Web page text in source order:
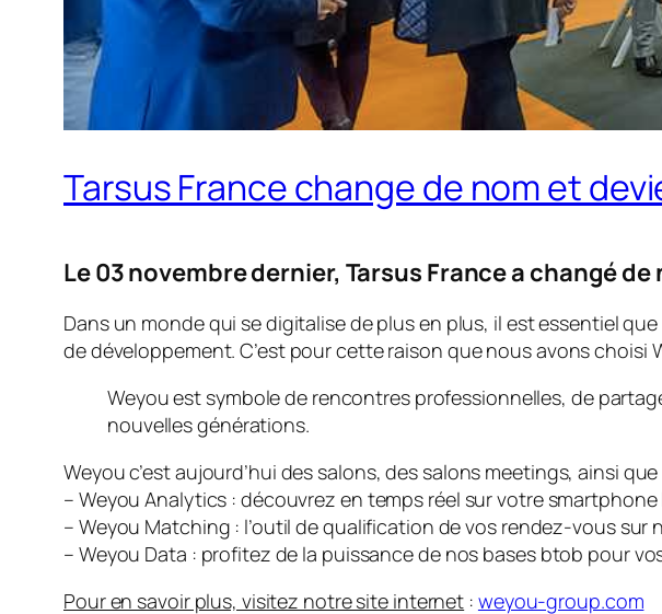
Tarsus France change de nom et
Le 03 novembre dernier, Tarsus France a changé
Dans un monde qui se digitalise de plus en plus, il est essentiel
de développement. C’est pour cette raison que nous avons choisi
Weyou est symbole de rencontres professionnelles, de
nouvelles générations.
Weyou c’est aujourd’hui des salons, des salons meetings, ainsi
– Weyou Analytics : découvrez en temps réel sur votre
– Weyou Matching : l’outil de qualification de vos rendez-vous
– Weyou Data : profitez de la puissance de nos bases btob pour
Pour en savoir plus, visitez notre site internet : weyou-group.com